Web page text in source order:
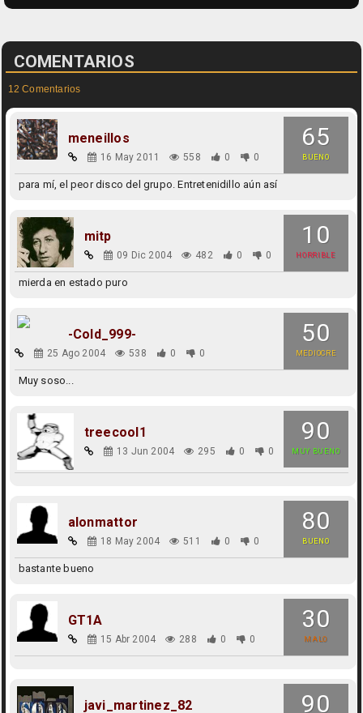
COMENTARIOS
12 Comentarios
65
BUENO
meneillos
16 May 2011 558 0 0
para mí, el peor disco del grupo. Entretenidillo aún así
10
HORRIBLE
mitp
09 Dic 2004 482 0 0
mierda en estado puro
50
MEDIOCRE
-Cold_999-
25 Ago 2004 538 0 0
Muy soso...
90
MUY BUENO
treecool1
13 Jun 2004 295 0 0
80
BUENO
alonmattor
18 May 2004 511 0 0
bastante bueno
30
MALO
GT1A
15 Abr 2004 288 0 0
90
javi_martinez_82